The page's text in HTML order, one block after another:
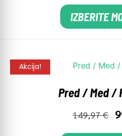
IZBERITE
Akcija!
Pred / Med /
149,97€